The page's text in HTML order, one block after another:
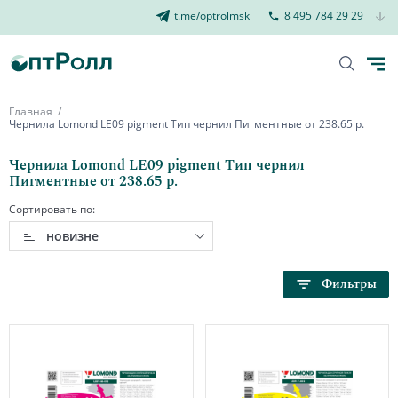
t.me/optrolmsk 8 495 784 29 29
Главная
Чернила Lomond LE09 pigment Тип чернил Пигментные от 238.65 р.
Чернила Lomond LE09 pigment Тип чернил
Пигментные от 238.65 р.
Сортировать по:
новизне
Фильтры